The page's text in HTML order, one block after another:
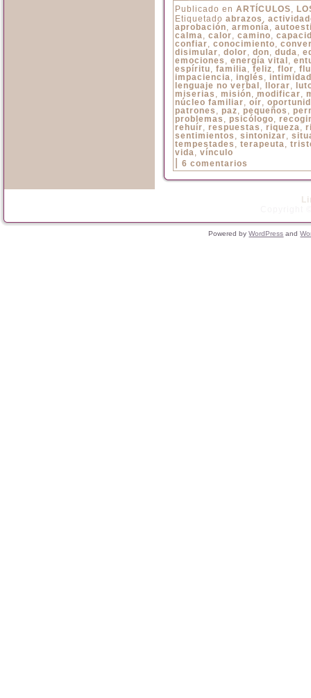
Publicado en ARTÍCULOS,
Etiquetado abrazos ,
aprobación, armonía,
calma, calor, camino,
confiar, conocimiento,
disimular, dolor, don, duda,
emociones , energía vital ,
espíritu, familia, feliz, flor,
impaciencia, inglés , intimidad
lenguaje no verbal , llorar,
miserias , misión, modificar,
núcleo familiar, oír,
patrones , paz, pequeños ,
problemas , psicólogo,
rehuír, respuestas , riqueza,
sentimientos , sintonizar,
tempestades , terapeuta,
vida, vínculo
6 comentarios
Powered byWordPress and